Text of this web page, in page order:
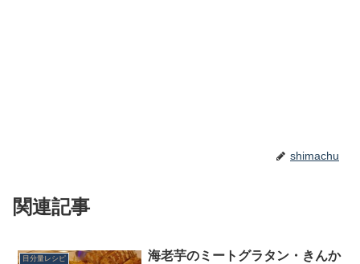
shimachu
関連記事
目分量レシピ
海老芋のミートグラタン・きんか